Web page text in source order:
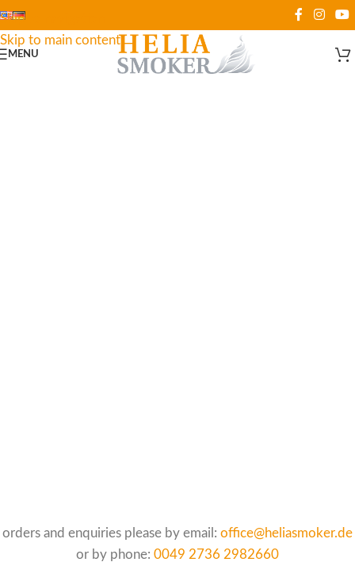
Skip to navigation
Skip to main content
MENU
orders and enquiries please by email: office@heliasmoker.de
or by phone: 0049 2736 2982660